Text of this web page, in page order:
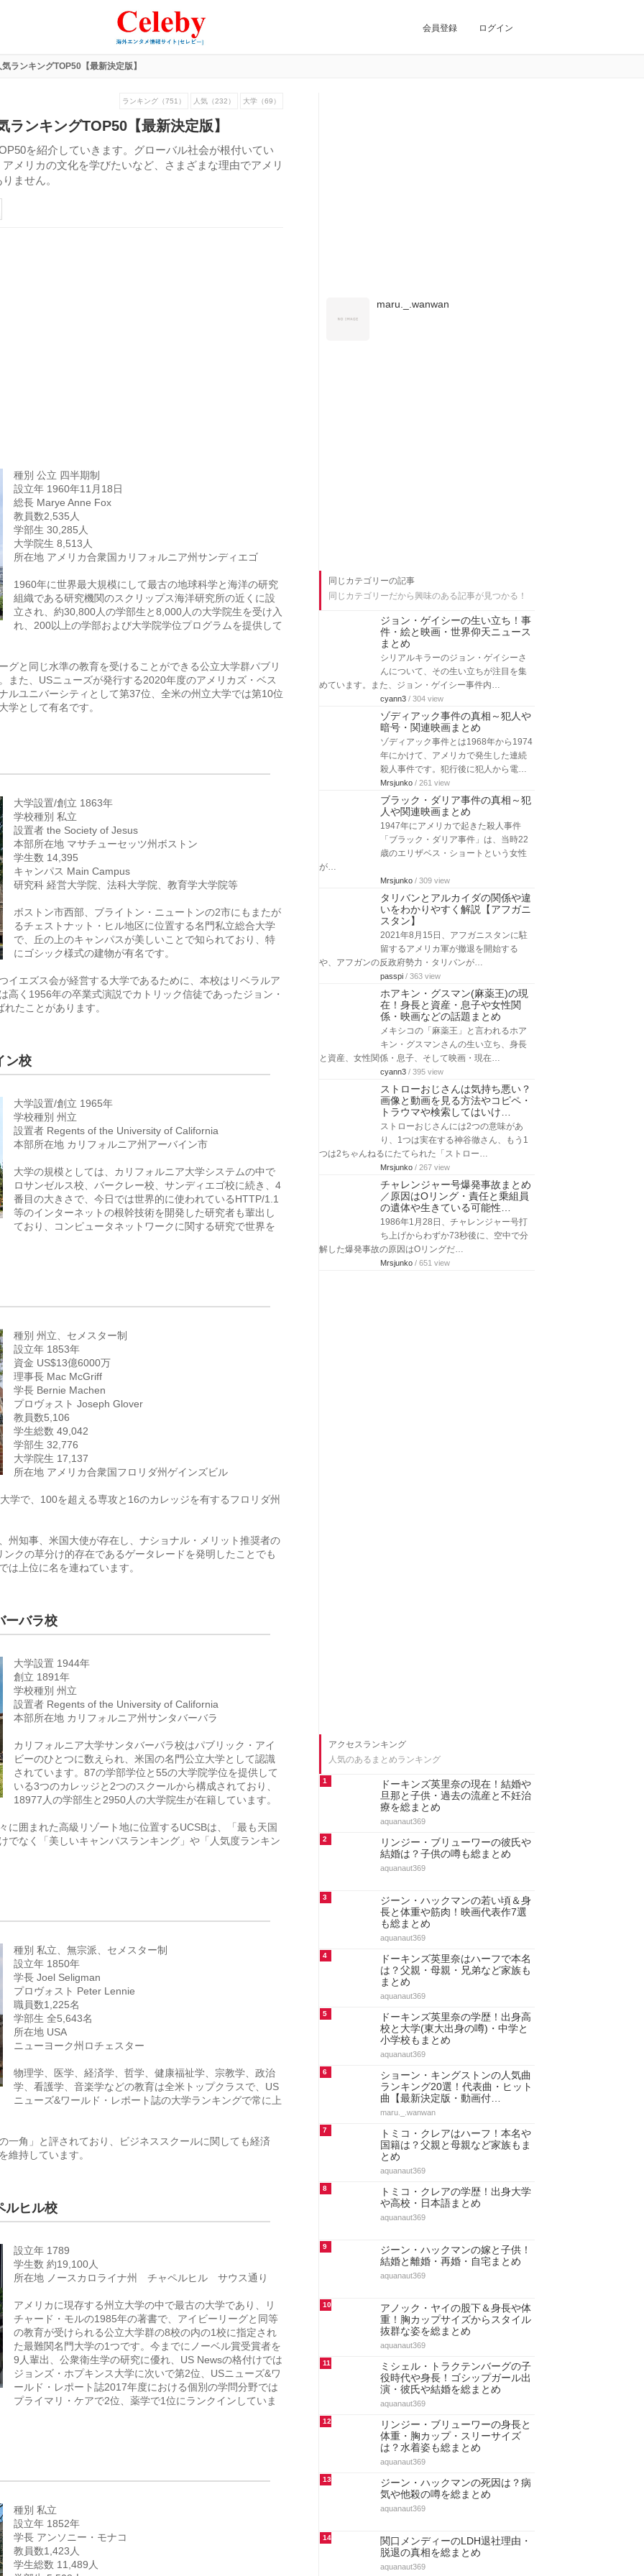
会員登録 ログイン
ランキングTOP50【最新決定版】
ランキング（751） 人気（232） 大学（69）
ランキングTOP50【最新決定版】
を紹介していきます。グローバル社会が根付いてい
メリカの文化を学びたいなど、さまざまな理由でアメリ
ません。
種別 公立 四半期制
設立年 1960年11月18日
総長 Marye Anne Fox
教員数2,535人
学部生 30,285人
大学院生 8,513人
所在地 アメリカ合衆国カリフォルニア州サンディエゴ
1960年に世界最大規模にして最古の地球科学と海洋の研究
組織である研究機関のスクリップス海洋研究所の近くに設
立され、約30,800人の学部生と8,000人の大学院生を受け入
れ、200以上の学部および大学院学位プログラムを提供して
グと同じ水準の教育を受けることができる公立大学群パブリ
また、USニューズが発行する2020年度のアメリカズ・ベス
ルユニバーシティとして第37位、全米の州立大学では第10位
学として有名です。
大学設置/創立 1863年
学校種別 私立
設置者 the Society of Jesus
本部所在地 マサチューセッツ州ボストン
学生数 14,395
キャンパス Main Campus
研究科 経営大学院、法科大学院、教育学大学院等
ボストン市西部、ブライトン・ニュートンの2市にもまたが
るチェストナット・ヒル地区に位置する名門私立総合大学
で、丘の上のキャンパスが美しいことで知られており、特
にゴシック様式の建物が有名です。
イエズス会が経営する大学であるために、本校はリベラルア
く1956年の卒業式演説でカトリック信徒であったジョン・
たことがあります。
ン校
大学設置/創立 1965年
学校種別 州立
設置者 Regents of the University of California
本部所在地 カリフォルニア州アーバイン市
大学の規模としては、カリフォルニア大学システムの中で
ロサンゼルス校、バークレー校、サンディエゴ校に続き、4
番目の大きさで、今日では世界的に使われているHTTP/1.1
等のインターネットの根幹技術を開発した研究者も輩出し
ており、コンピュータネットワークに関する研究で世界を
種別 州立、セメスター制
設立年 1853年
資金 US$13億6000万
理事長 Mac McGriff
学長 Bernie Machen
プロヴォスト Joseph Glover
教員数5,106
学生総数 49,042
学部生 32,776
大学院生 17,137
所在地 アメリカ合衆国フロリダ州ゲインズビル
学で、100を超える専攻と16のカレッジを有するフロリダ州
州知事、米国大使が存在し、ナショナル・メリット推奨者の
クの草分け的存在であるゲータレードを発明したことでも
は上位に名を連ねています。
ーバラ校
大学設置 1944年
創立 1891年
学校種別 州立
設置者 Regents of the University of California
本部所在地 カリフォルニア州サンタバーバラ
カリフォルニア大学サンタバーバラ校はパブリック・アイ
ビーのひとつに数えられ、米国の名門公立大学として認識
されています。87の学部学位と55の大学院学位を提供して
いる3つのカレッジと2つのスクールから構成されており、
18977人の学部生と2950人の大学院生が在籍しています。
に囲まれた高級リゾート地に位置するUCSBは、「最も天国
でなく「美しいキャンパスランキング」や「人気度ランキン
種別 私立、無宗派、セメスター制
設立年 1850年
学長 Joel Seligman
プロヴォスト Peter Lennie
職員数1,225名
学部生 全5,643名
所在地 USA
ニューヨーク州ロチェスター
物理学、医学、経済学、哲学、健康福祉学、宗教学、政治
学、看護学、音楽学などの教育は全米トップクラスで、US
ニューズ&ワールド・レポート誌の大学ランキングで常に上
一角」と評されており、ビジネススクールに関しても経済
維持しています。
ルヒル校
設立年 1789
学生数 約19,100人
所在地 ノースカロライナ州 チャペルヒル サウス通り
アメリカに現存する州立大学の中で最古の大学であり、リ
チャード・モルの1985年の著書で、アイビーリーグと同等
の教育が受けられる公立大学群の8校の内の1校に指定され
た最難関名門大学の1つです。今までにノーベル賞受賞者を
9人輩出、公衆衛生学の研究に優れ、US Newsの格付けでは
ジョンズ・ホプキンス大学に次いで第2位、USニューズ&ワ
ールド・レポート誌2017年度における個別の学問分野では
プライマリ・ケアで2位、薬学で1位にランクインしていま
種別 私立
設立年 1852年
学長 アンソニー・モナコ
教員数1,423人
学生総数 11,489人
maru._.wanwan
同じカテゴリーの記事
同じカテゴリーだから興味のある記事が見つかる！
ジョン・ゲイシーの生い立ち！事
件・絵と映画・世界仰天ニュース
まとめ
シリアルキラーのジョン・ゲイシーさ
んについて、その生い立ちが注目を集
めています。また、ジョン・ゲイシー事件内…
cyann3 / 304 view
ゾディアック事件の真相～犯人や
暗号・関連映画まとめ
ゾディアック事件とは1968年から1974
年にかけて、アメリカで発生した連続
殺人事件です。犯行後に犯人から電…
Mrsjunko / 261 view
ブラック・ダリア事件の真相～犯
人や関連映画まとめ
1947年にアメリカで起きた殺人事件
「ブラック・ダリア事件」は、当時22
歳のエリザベス・ショートという女性
が…
Mrsjunko / 309 view
タリバンとアルカイダの関係や違
いをわかりやすく解説【アフガニ
スタン】
2021年8月15日、アフガニスタンに駐
留するアメリカ軍が撤退を開始する
や、アフガンの反政府勢力・タリバンが…
passpi / 363 view
ホアキン・グスマン(麻薬王)の現
在！身長と資産・息子や女性関
係・映画などの話題まとめ
メキシコの「麻薬王」と言われるホア
キン・グスマンさんの生い立ち、身長
と資産、女性関係・息子、そして映画・現在…
cyann3 / 395 view
ストローおじさんは気持ち悪い？
画像と動画を見る方法やコピペ・
トラウマや検索してはいけ…
ストローおじさんには2つの意味があ
り、1つは実在する神谷徹さん、もう1
つは2ちゃんねるにたてられた「ストロー…
Mrsjunko / 267 view
チャレンジャー号爆発事故まとめ
／原因はOリング・責任と乗組員
の遺体や生きている可能性…
1986年1月28日、チャレンジャー号打
ち上げからわずか73秒後に、空中で分
解した爆発事故の原因はOリングだ…
Mrsjunko / 651 view
アクセスランキング
人気のあるまとめランキング
1
ドーキンズ英里奈の現在！結婚や
旦那と子供・過去の流産と不妊治
療を総まとめ
aquanaut369
2
リンジー・ブリューワーの彼氏や
結婚は？子供の噂も総まとめ
aquanaut369
3
ジーン・ハックマンの若い頃＆身
長と体重や筋肉！映画代表作7選
も総まとめ
aquanaut369
4
ドーキンズ英里奈はハーフで本名
は？父親・母親・兄弟など家族も
まとめ
aquanaut369
5
ドーキンズ英里奈の学歴！出身高
校と大学(東大出身の噂)・中学と
小学校もまとめ
aquanaut369
6
ショーン・キングストンの人気曲
ランキング20選！代表曲・ヒット
曲【最新決定版・動画付…
maru._.wanwan
7
トミコ・クレアはハーフ！本名や
国籍は？父親と母親など家族もま
とめ
aquanaut369
8
トミコ・クレアの学歴！出身大学
や高校・日本語まとめ
aquanaut369
9
ジーン・ハックマンの嫁と子供！
結婚と離婚・再婚・自宅まとめ
aquanaut369
10
アノック・ヤイの股下＆身長や体
重！胸カップサイズからスタイル
抜群な姿を総まとめ
aquanaut369
11
ミシェル・トラクテンバーグの子
役時代や身長！ゴシップガール出
演・彼氏や結婚を総まとめ
aquanaut369
12
リンジー・ブリューワーの身長と
体重・胸カップ・スリーサイズ
は？水着姿も総まとめ
aquanaut369
13
ジーン・ハックマンの死因は？病
気や他殺の噂を総まとめ
aquanaut369
14
関口メンディーのLDH退社理由・
脱退の真相を総まとめ
aquanaut369